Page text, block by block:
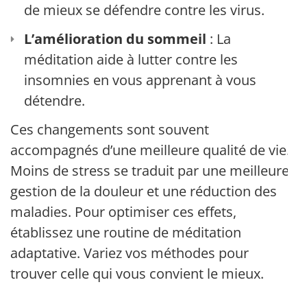
de mieux se défendre contre les virus.
L’amélioration du sommeil : La
méditation aide à lutter contre les
insomnies en vous apprenant à vous
détendre.
Ces changements sont souvent
accompagnés d’une meilleure qualité de vie.
Moins de stress se traduit par une meilleure
gestion de la douleur et une réduction des
maladies. Pour optimiser ces effets,
établissez une routine de méditation
adaptative. Variez vos méthodes pour
trouver celle qui vous convient le mieux.